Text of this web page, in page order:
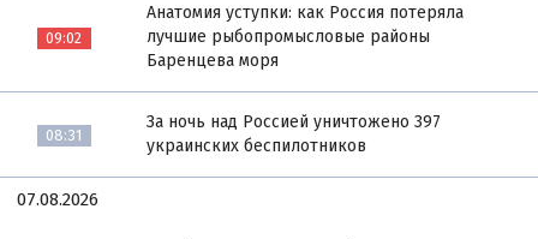
09:02
Анатомия уступки: как Россия потеряла
лучшие рыбопромысловые районы
Баренцева моря
08:31
За ночь над Россией уничтожено 397
украинских беспилотников
07.08.2026